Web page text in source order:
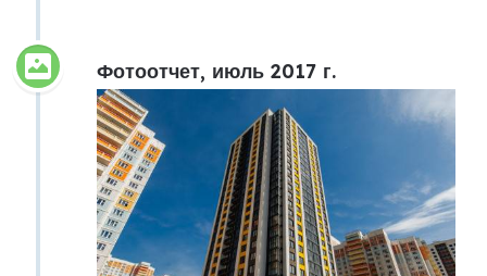
Фотоотчет, июль 2017 г.